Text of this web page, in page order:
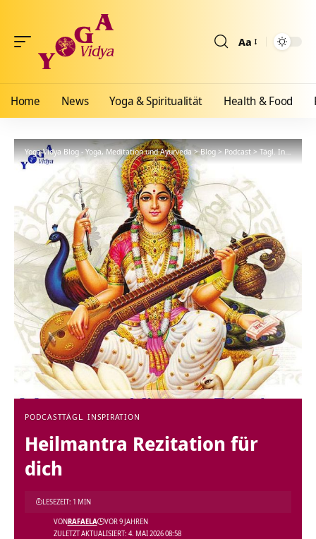
Aa
Home News Yoga & Spiritualität Health & Food
Yoga Vidya Blog - Yoga, Meditation und Ayurveda>Blog>Podcast>Tägl. Inspiration
PODCASTTÄGL. INSPIRATION
Heilmantra Rezitation für
dich
ZULETZT AKTUALISIERT: 4. MAI 2026 08:58
VONRAFAELA VOR 9 JAHREN
LESEZEIT: 1 MIN